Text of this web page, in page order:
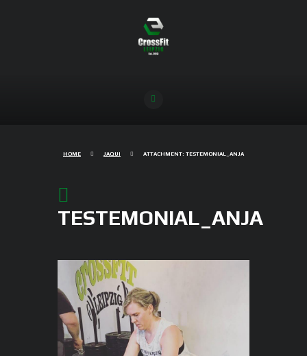
HOME JAQUI ATTACHMENT: TESTEMONIAL_ANJA
TESTEMONIAL_ANJA